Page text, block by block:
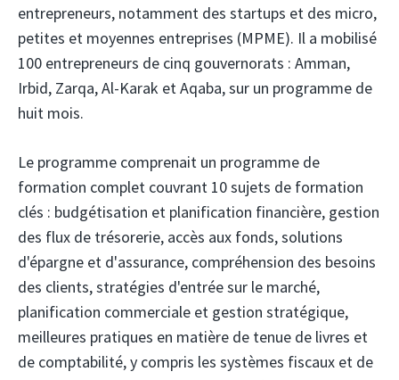
entrepreneurs, notamment des startups et des micro,
petites et moyennes entreprises (MPME). Il a mobilisé
100 entrepreneurs de cinq gouvernorats : Amman,
Irbid, Zarqa, Al-Karak et Aqaba, sur un programme de
huit mois.
Le programme comprenait un programme de
formation complet couvrant 10 sujets de formation
clés : budgétisation et planification financière, gestion
des flux de trésorerie, accès aux fonds, solutions
d'épargne et d'assurance, compréhension des besoins
des clients, stratégies d'entrée sur le marché,
planification commerciale et gestion stratégique,
meilleures pratiques en matière de tenue de livres et
de comptabilité, y compris les systèmes fiscaux et de